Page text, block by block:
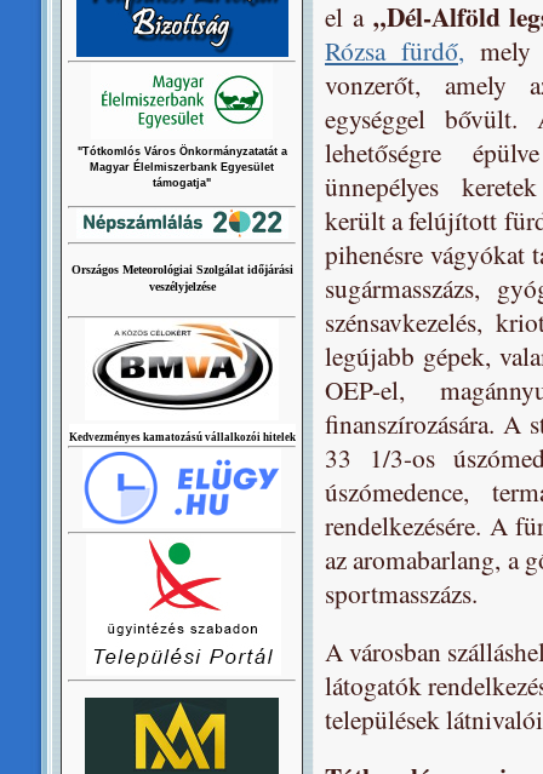
el a „Dél-Alföld
Rózsa fürdő,
vonzerőt, amely
egységgel
lehetőségre
ünnepélyes
került a felújított
pihenésre vágyókat
sugármasszázs,
szénsavkezelés,
legújabb gépek,
OEP-el,
finanszírozására. A
33 1/3-os
úszómedence,
rendelkezésére. A
az aromabarlang, a
sportmasszázs.
A városban
látogatók
települések
"Tótkomlós Város Önkormányzatatát a
Magyar Élelmiszerbank Egyesület
támogatja"
Országos Meteorológiai Szolgálat időjárási
veszélyjelzése
Kedvezményes kamatozású vállalkozói hitelek